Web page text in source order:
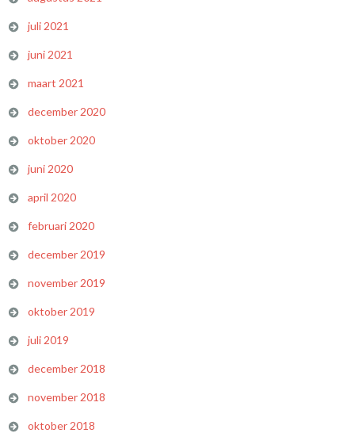
juli 2021
juni 2021
maart 2021
december 2020
oktober 2020
juni 2020
april 2020
februari 2020
december 2019
november 2019
oktober 2019
juli 2019
december 2018
november 2018
oktober 2018